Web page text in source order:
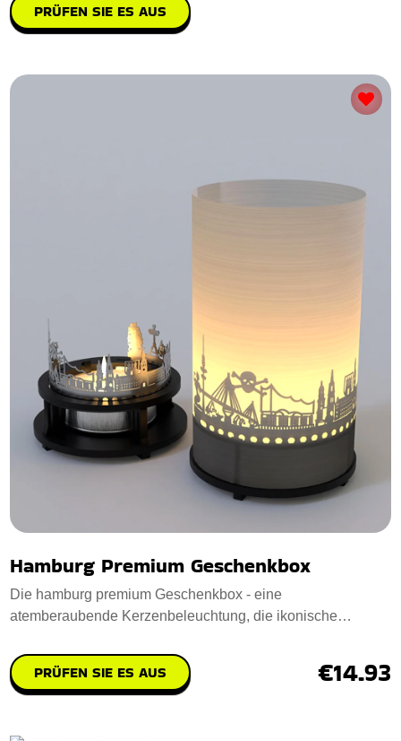
PRÜFEN SIE ES AUS
Hamburg Premium Geschenkbox
Die hamburg premium Geschenkbox - eine
atemberaubende Kerzenbeleuchtung, die ikonische
PRÜFEN SIE ES AUS €14.93